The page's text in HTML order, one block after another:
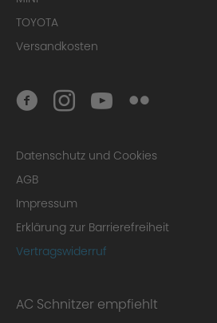
TOYOTA
Versandkosten
Datenschutz und Cookies
AGB
Impressum
Erklärung zur Barrierefreiheit
Vertragswiderruf
AC Schnitzer empfiehlt